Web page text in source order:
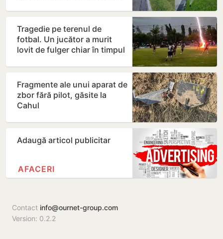
Tragedie pe terenul de
fotbal. Un jucător a murit
lovit de fulger chiar în timpul
Fragmente ale unui aparat de
zbor fără pilot, găsite la
Cahul
Adaugă articol publicitar
AFACERI
Contact info@ournet-group.com
Version: 0.2.2